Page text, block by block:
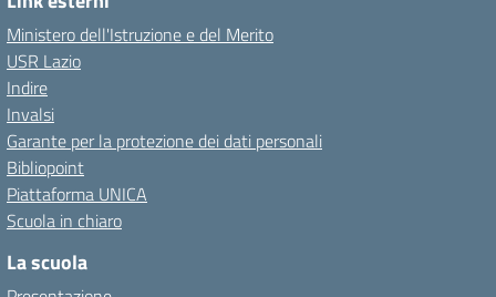
Ministero dell'Istruzione e del Merito
USR Lazio
Indire
Invalsi
Garante per la protezione dei dati personali
Bibliopoint
Piattaforma UNICA
Scuola in chiaro
La scuola